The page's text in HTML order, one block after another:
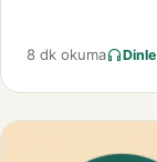
8 dk okuma Dinle